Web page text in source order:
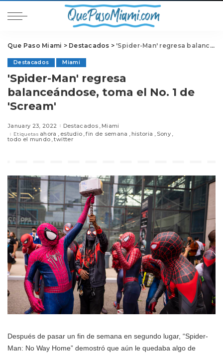
Que Paso Miami > Destacados > 'Spider-Man' regresa balanceándose, toma el No. 1 de 'Scream'
Destacados Miami
'Spider-Man' regresa
balanceándose, toma el No. 1 de
'Scream'
January 23, 2022 Destacados Miami
Etiquetas ahora estudio fin de semana historia Sony
todo el mundo twitter
Después de pasar un fin de semana en segundo lugar, “Spider-
Man: No Way Home” demostró que aún le quedaba algo de